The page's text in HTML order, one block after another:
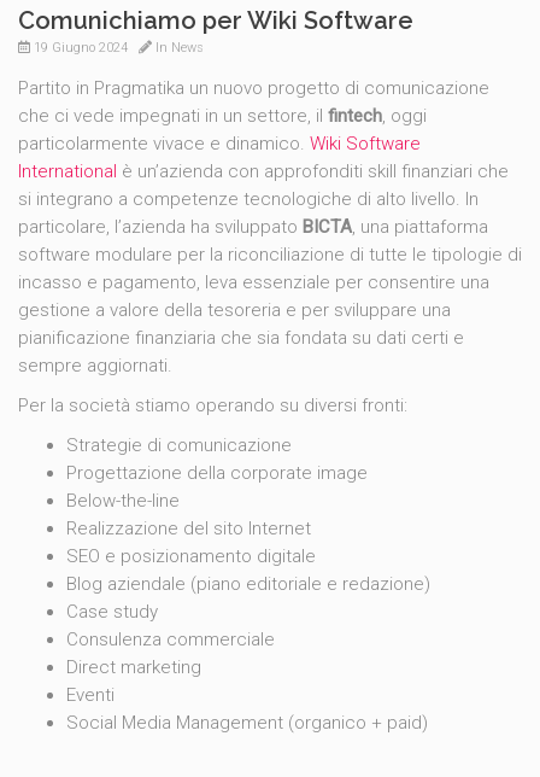
Comunichiamo per Wiki Software
19 Giugno 2024 In News
Partito in Pragmatika un nuovo progetto di comunicazione
che ci vede impegnati in un settore, il fintech, oggi
particolarmente vivace e dinamico. Wiki Software
International è un’azienda con approfonditi skill finanziari che
si integrano a competenze tecnologiche di alto livello. In
particolare, l’azienda ha sviluppato BICTA, una piattaforma
software modulare per la riconciliazione di tutte le tipologie di
incasso e pagamento, leva essenziale per consentire una
gestione a valore della tesoreria e per sviluppare una
pianificazione finanziaria che sia fondata su dati certi e
sempre aggiornati.
Per la società stiamo operando su diversi fronti:
Strategie di comunicazione
Progettazione della corporate image
Below-the-line
Realizzazione del sito Internet
SEO e posizionamento digitale
Blog aziendale (piano editoriale e redazione)
Case study
Consulenza commerciale
Direct marketing
Eventi
Social Media Management (organico + paid)